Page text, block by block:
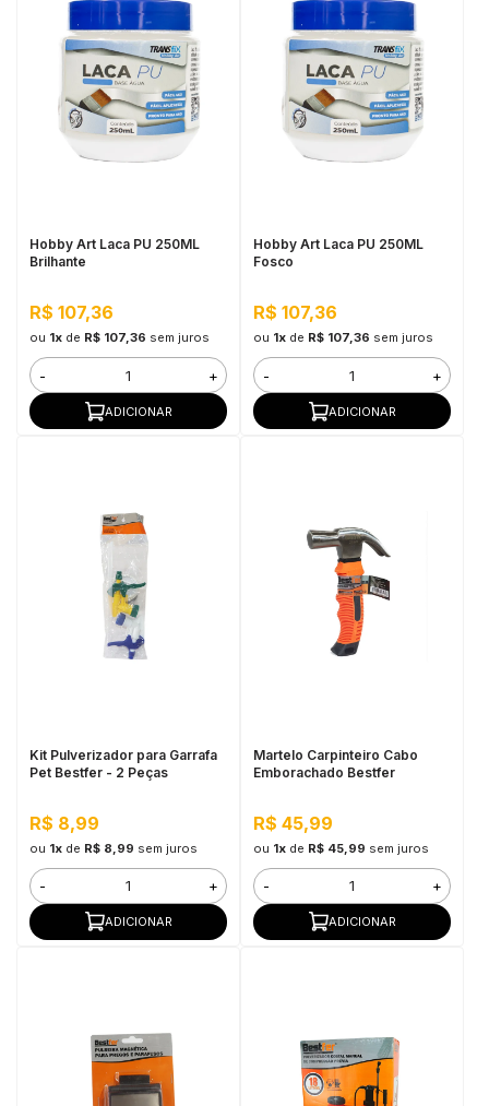
Hobby Art Laca PU 250ML
Brilhante
R$ 107,36
ou 1xde R$ 107,36 sem juros
- +
ADICIONAR
Hobby Art Laca PU 250ML
Fosco
R$ 107,36
ou 1xde R$ 107,36 sem juros
- +
ADICIONAR
Kit Pulverizador para Garrafa
Pet Bestfer - 2 Peças
R$ 8,99
ou 1xde R$ 8,99 sem juros
- +
ADICIONAR
Martelo Carpinteiro Cabo
Emborachado Bestfer
R$ 45,99
ou 1xde R$ 45,99 sem juros
- +
ADICIONAR